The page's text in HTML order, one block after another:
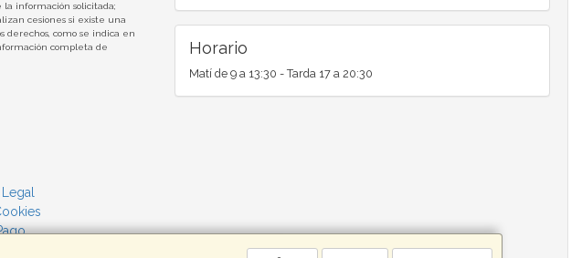
la información solicitada;
cesiones si existe una
derechos, como se indica en
completa de
Legal
Horario
Matí de 9 a 13:30 - Tarda 17 a 20:30